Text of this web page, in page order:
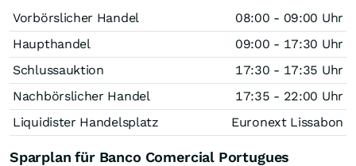
Vorbörslicher Handel
08:00 - 09:00 Uhr
Haupthandel
09:00 - 17:30 Uhr
Schlussauktion
17:30 - 17:35 Uhr
Nachbörslicher Handel
17:35 - 22:00 Uhr
Liquidister Handelsplatz
Euronext Lissabon
Sparplan für Banco Comercial Portugues